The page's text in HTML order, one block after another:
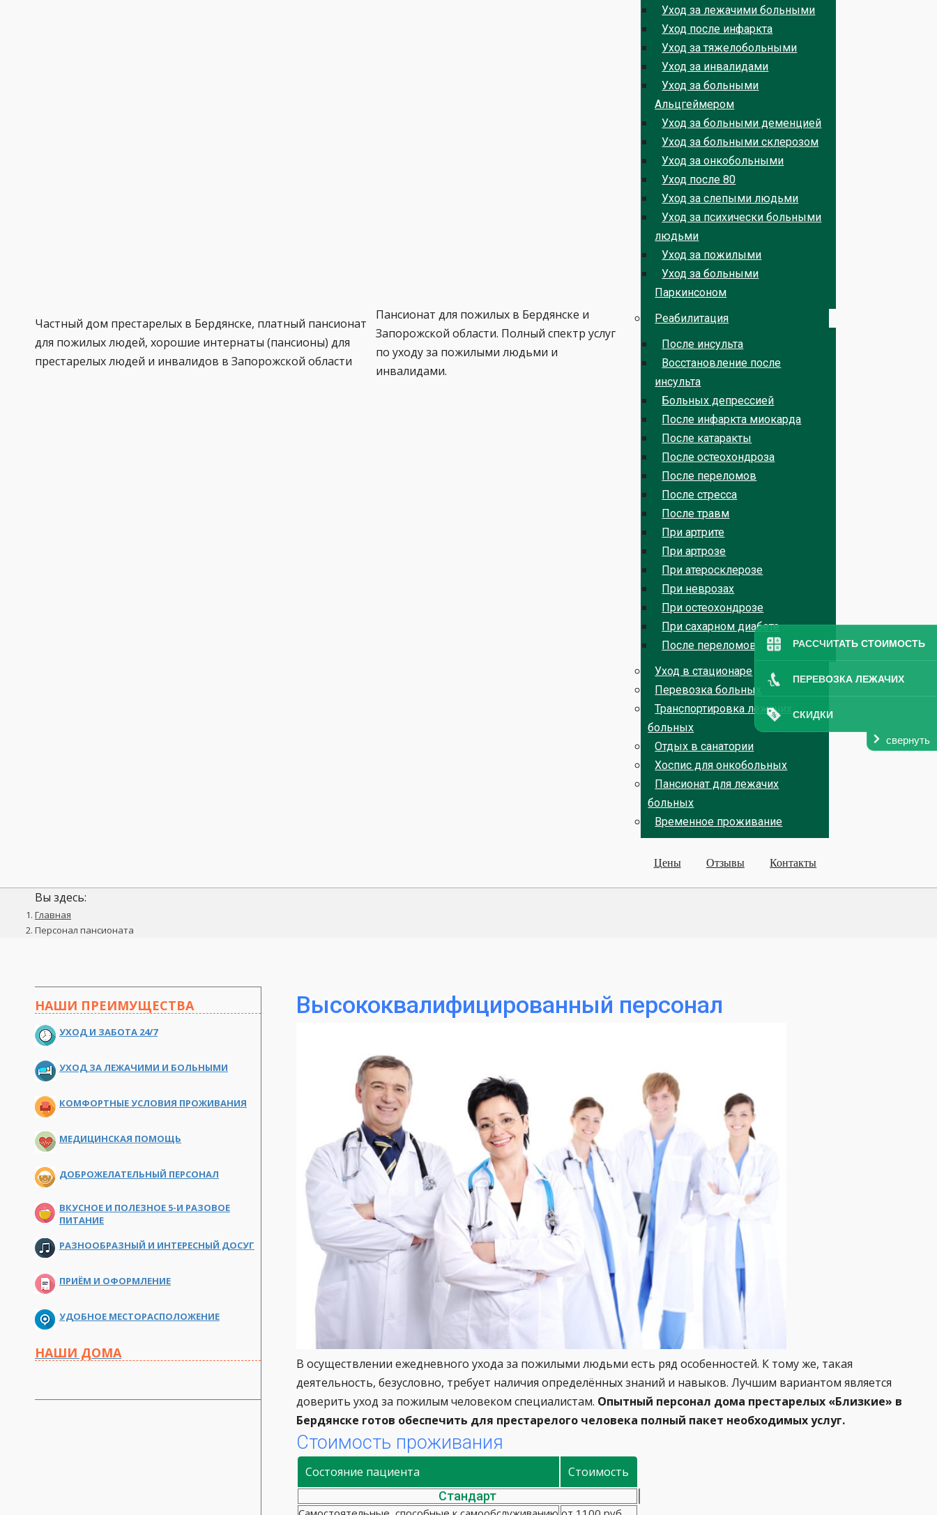
РАССЧИТАТЬ СТОИМОСТЬ
ПЕРЕВОЗКА ЛЕЖАЧИХ
СКИДКИ
свернуть
Частный дом престарелых в Бердянске, платный пансионат
для пожилых людей, хорошие интернаты (пансионы) для
престарелых людей и инвалидов в Запорожской области
Пансионат для пожилых в Бердянске и
Запорожской области. Полный спектр услуг
по уходу за пожилыми людьми и
инвалидами.
Уход за лежачими больными
Уход после инфаркта
Уход за тяжелобольными
Уход за инвалидами
Уход за больными
Альцгеймером
Уход за больными деменцией
Уход за больными склерозом
Уход за онкобольными
Уход после 80
Уход за слепыми людьми
Уход за психически больными
людьми
Уход за пожилыми
Уход за больными
Паркинсоном
Реабилитация
После инсульта
Восстановление после
инсульта
Больных депрессией
После инфаркта миокарда
После катаракты
После остеохондроза
После переломов
После стресса
После травм
При артрите
При артрозе
При атеросклерозе
При неврозах
При остеохондрозе
При сахарном диабете
После переломов
Уход в стационаре
Перевозка больных
Транспортировка лежачих
больных
Отдых в санатории
Хоспис для онкобольных
Пансионат для лежачих
больных
Временное проживание
Цены Отзывы Контакты
Вы здесь:
Главная
Персонал пансионата
Высококвалифицированный персонал
В осуществлении ежедневного ухода за пожилыми людьми есть ряд особенностей. К тому же, такая
деятельность, безусловно, требует наличия определённых знаний и навыков. Лучшим вариантом является
доверить уход за пожилым человеком специалистам. Опытный персонал дома престарелых «Близкие» в
Бердянске готов обеспечить для престарелого человека полный пакет необходимых услуг.
Стоимость проживания
Состояние пациента Стоимость
Стандарт
НАШИ ПРЕИМУЩЕСТВА
УХОД И ЗАБОТА 24/7
УХОД ЗА ЛЕЖАЧИМИ И БОЛЬНЫМИ
КОМФОРТНЫЕ УСЛОВИЯ ПРОЖИВАНИЯ
МЕДИЦИНСКАЯ ПОМОЩЬ
ДОБРОЖЕЛАТЕЛЬНЫЙ ПЕРСОНАЛ
ВКУСНОЕ И ПОЛЕЗНОЕ 5-И РАЗОВОЕ
ПИТАНИЕ
РАЗНООБРАЗНЫЙ И ИНТЕРЕСНЫЙ ДОСУГ
ПРИЁМ И ОФОРМЛЕНИЕ
УДОБНОЕ МЕСТОРАСПОЛОЖЕНИЕ
НАШИ ДОМА